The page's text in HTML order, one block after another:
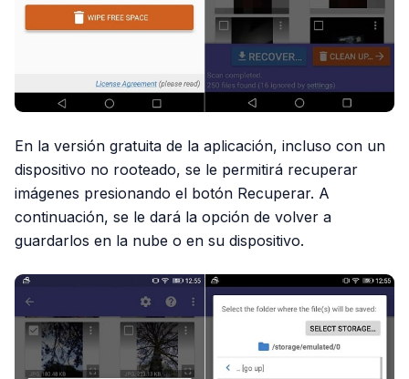
En la versión gratuita de la aplicación, incluso con un
dispositivo no rooteado, se le permitirá recuperar
imágenes presionando el botón Recuperar. A
continuación, se le dará la opción de volver a
guardarlos en la nube o en su dispositivo.